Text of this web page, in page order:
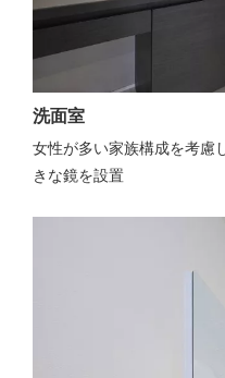
洗面室
女性が多い家族構成を考慮
きな鏡を設置